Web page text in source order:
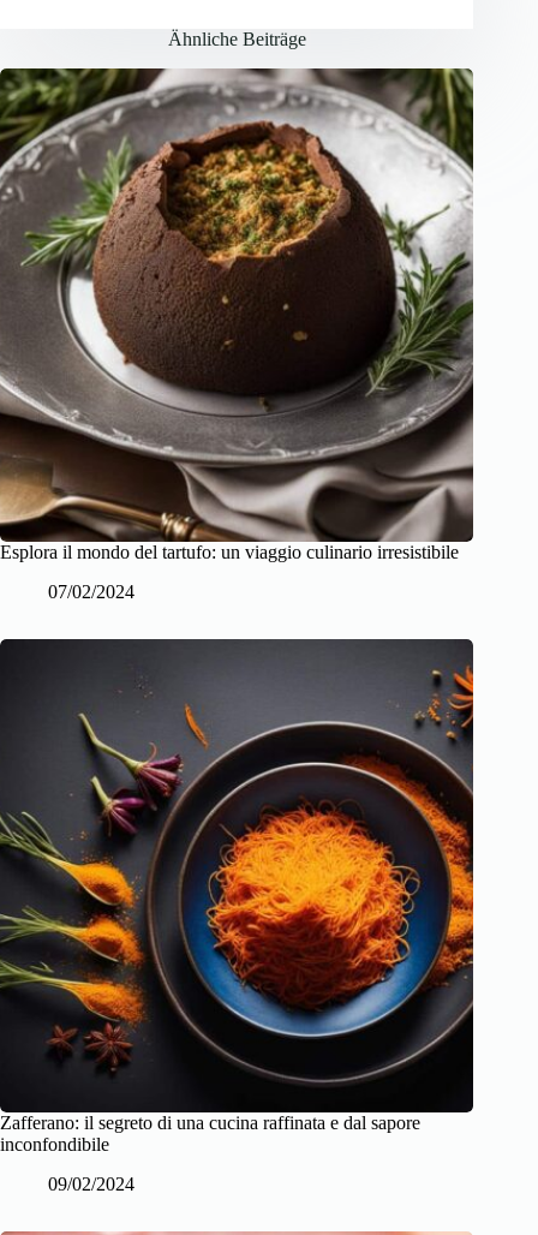
Ähnliche Beiträge
Esplora il mondo del tartufo: un viaggio culinario irresistibile
07/02/2024
Zafferano: il segreto di una cucina raffinata e dal sapore
inconfondibile
09/02/2024